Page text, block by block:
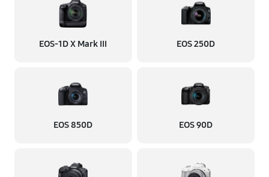
EOS‑1D X Mark III EOS 250D
EOS 850D EOS 90D